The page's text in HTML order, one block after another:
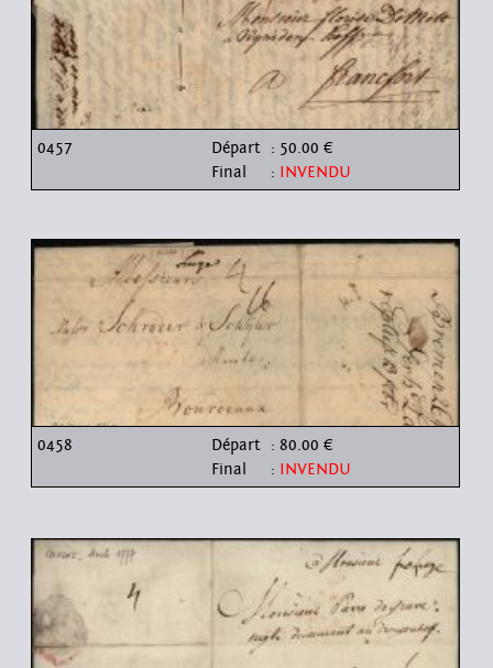
0457 Départ : 50.00 €
Final
: INVENDU
0458 Départ : 80.00 €
Final
: INVENDU